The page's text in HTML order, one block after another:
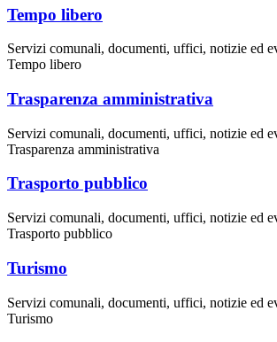
Tempo libero
Servizi comunali, documenti, uffici, notizie ed
Tempo libero
Trasparenza amministrativa
Servizi comunali, documenti, uffici, notizie ed
Trasparenza amministrativa
Trasporto pubblico
Servizi comunali, documenti, uffici, notizie ed
Trasporto pubblico
Turismo
Servizi comunali, documenti, uffici, notizie ed
Turismo